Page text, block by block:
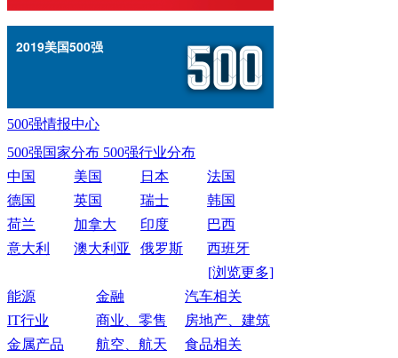
500强情报中心
500强国家分布 500强行业分布
中国
美国 日本
法国
德国
英国 瑞士
韩国
荷兰
加拿大 印度
巴西
意大利
澳大利亚 俄罗斯
西班牙
[浏览更多]
能源
金融
汽车相关
IT行业
商业、零售
房地产、建筑
金属产品
航空、航天
食品相关